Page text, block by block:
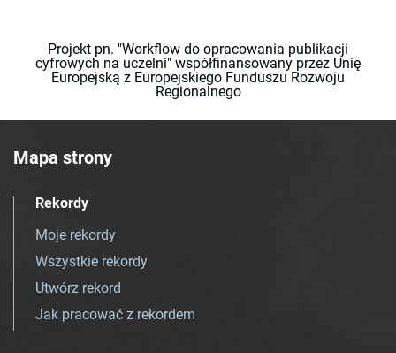
Projekt pn. "Workflow do opracowania publikacji
cyfrowych na uczelni" współfinansowany przez Unię
Europejską z Europejskiego Funduszu Rozwoju
Regionalnego
Mapa strony
Rekordy
Moje rekordy
Wszystkie rekordy
Utwórz rekord
Jak pracować z rekordem